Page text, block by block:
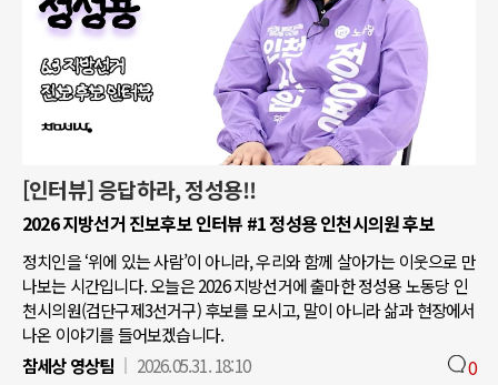
[인터뷰] 응답하라, 정성용!!
2026 지방선거 진보후보 인터뷰 #1 정성용 인천시의원 후보
정치인을 ‘위에 있는 사람’이 아니라, 우리와 함께 살아가는 이웃으로 만
나보는 시간입니다. 오늘은 2026 지방선거에 출마한 정성용 노동당 인
천시의원(검단구제3선거구) 후보를 모시고, 말이 아니라 삶과 현장에서
나온 이야기를 들어보겠습니다.
참세상 영상팀
2026.05.31. 18:10 0